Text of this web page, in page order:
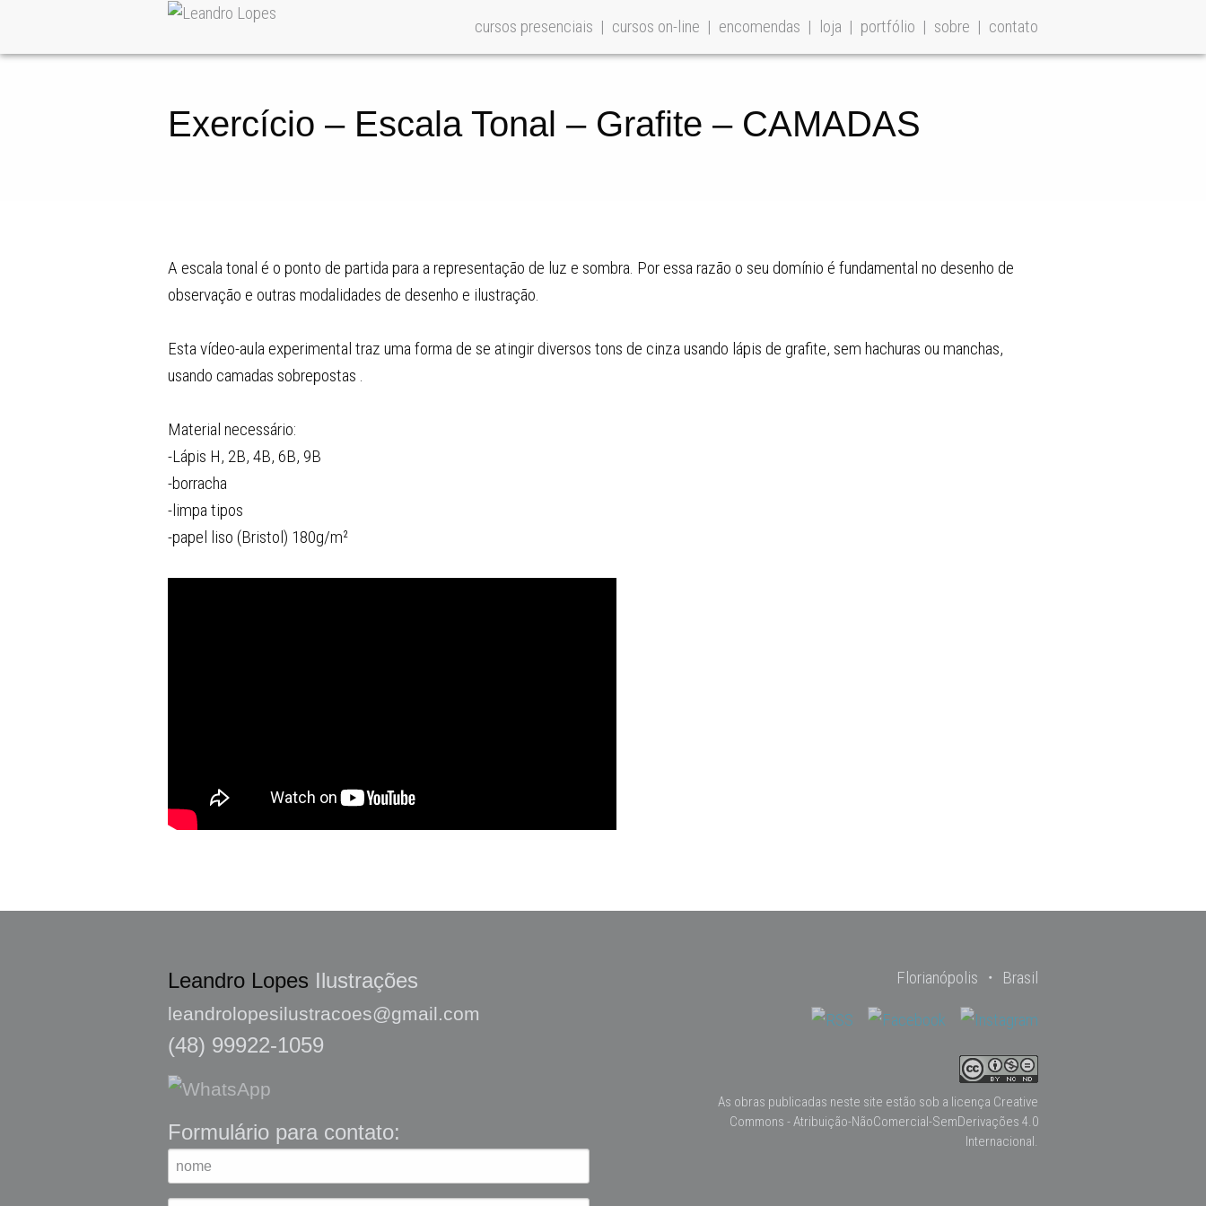
cursos presenciais cursos on-line encomendas loja portfólio sobre contato
Exercício – Escala Tonal – Grafite – CAMADAS
A escala tonal é o ponto de partida para a representação de luz e sombra. Por essa razão o seu domínio é fundamental no desenho de
observação e outras modalidades de desenho e ilustração.
Esta vídeo-aula experimental traz uma forma de se atingir diversos tons de cinza usando lápis de grafite, sem hachuras ou manchas,
usando camadas sobrepostas .
Material necessário:
-Lápis H, 2B, 4B, 6B, 9B
-borracha
-limpa tipos
-papel liso (Bristol) 180g/m²
Leandro Lopes Ilustrações
leandrolopesilustracoes@gmail.com
(48) 99922-1059
Formulário para contato:
Florianópolis ・ Brasil
As obras publicadas neste site estão sob a licença Creative
Commons - Atribuição-NãoComercial-SemDerivações 4.0
Internacional.